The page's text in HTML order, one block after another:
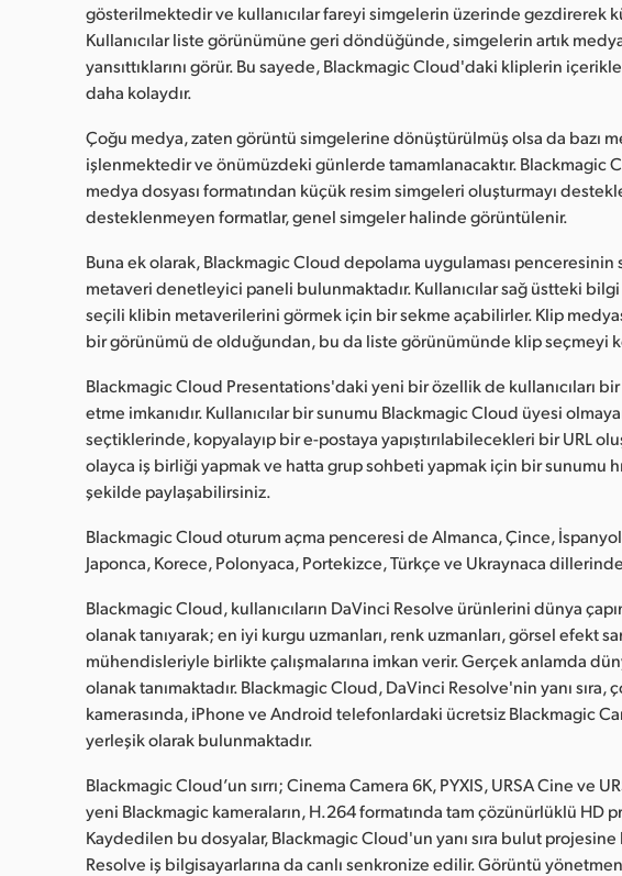
gösterilmektedir ve kullanıcılar fareyi simgelerin üzerinde gezdirerek
Kullanıcılar liste görünümüne geri döndüğünde, simgelerin artık
yansıttıklarını görür. Bu sayede, Blackmagic Cloud'daki kliplerin
daha kolaydır.
Çoğu medya, zaten görüntü simgelerine dönüştürülmüş olsa da bazı
işlenmektedir ve önümüzdeki günlerde tamamlanacaktır. Blackmagic
medya dosyası formatından küçük resim simgeleri oluşturmayı
desteklenmeyen formatlar, genel simgeler halinde görüntülenir.
Buna ek olarak, Blackmagic Cloud depolama uygulaması penceresinin
metaveri denetleyici paneli bulunmaktadır. Kullanıcılar sağ üstteki
seçili klibin metaverilerini görmek için bir sekme açabilirler. Klip
bir görünümü de olduğundan, bu da liste görünümünde klip seçmeyi
Blackmagic Cloud Presentations'daki yeni bir özellik de kullanıcıları
etme imkanıdır. Kullanıcılar bir sunumu Blackmagic Cloud üyesi
seçtiklerinde, kopyalayıp bir e-postaya yapıştırılabilecekleri bir URL
olayca iş birliği yapmak ve hatta grup sohbeti yapmak için bir sunumu
şekilde paylaşabilirsiniz.
Blackmagic Cloud oturum açma penceresi de Almanca, Çince,
Japonca, Korece, Polonyaca, Portekizce, Türkçe ve Ukraynaca
Blackmagic Cloud, kullanıcıların DaVinci Resolve ürünlerini dünya
olanak tanıyarak; en iyi kurgu uzmanları, renk uzmanları, görsel efekt
mühendisleriyle birlikte çalışmalarına imkan verir. Gerçek anlamda
olanak tanımaktadır. Blackmagic Cloud, DaVinci Resolve'nin yanı sıra,
kamerasında, iPhone ve Android telefonlardaki ücretsiz Blackmagic
yerleşik olarak bulunmaktadır.
Blackmagic Cloud’un sırrı; Cinema Camera 6K, PYXIS, URSA Cine ve
yeni Blackmagic kameraların, H.264 formatında tam çözünürlüklü HD
Kaydedilen bu dosyalar, Blackmagic Cloud'un yanı sıra bulut projesine
Resolve iş bilgisayarlarına da canlı senkronize edilir. Görüntü